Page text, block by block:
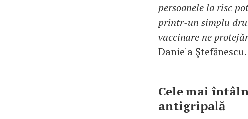
persoanele la risc
printr-un simplu
vaccinare ne
Daniela Ştefănescu.
Cele mai
antigripală